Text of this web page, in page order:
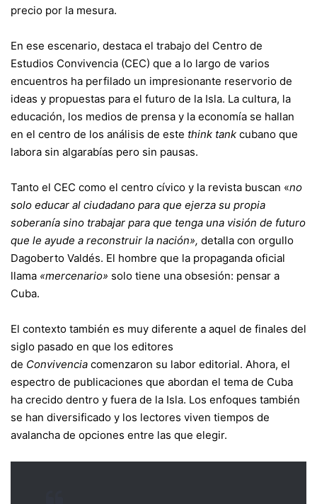
precio por la mesura.
En ese escenario, destaca el trabajo del Centro de
Estudios Convivencia (CEC) que a lo largo de varios
encuentros ha perfilado un impresionante reservorio de
ideas y propuestas para el futuro de la Isla. La cultura, la
educación, los medios de prensa y la economía se hallan
en el centro de los análisis de este think tank cubano que
labora sin algarabías pero sin pausas.
Tanto el CEC como el centro cívico y la revista buscan «no
solo educar al ciudadano para que ejerza su propia
soberanía sino trabajar para que tenga una visión de futuro
que le ayude a reconstruir la nación», detalla con orgullo
Dagoberto Valdés. El hombre que la propaganda oficial
llama «mercenario» solo tiene una obsesión: pensar a
Cuba.
El contexto también es muy diferente a aquel de finales del
siglo pasado en que los editores
de Convivencia comenzaron su labor editorial. Ahora, el
espectro de publicaciones que abordan el tema de Cuba
ha crecido dentro y fuera de la Isla. Los enfoques también
se han diversificado y los lectores viven tiempos de
avalancha de opciones entre las que elegir.